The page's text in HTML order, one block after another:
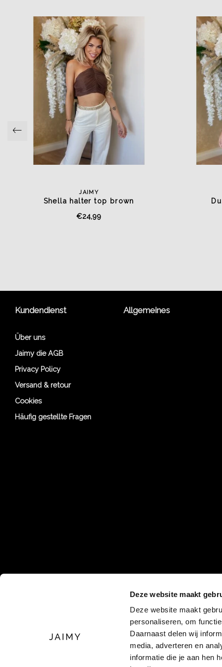
Deze website maakt
Deze website maakt
personaliseren, om
Daarnaast delen wij
media, adverteren en
informatie die je aan hen
JAIMY
Shella halter top brown
€24,99
Kundendienst
Über uns
Jaimy die AGB
Privacy Policy
Versand & retour
Cookies
Häufig gestellte Fragen
Allgemeines